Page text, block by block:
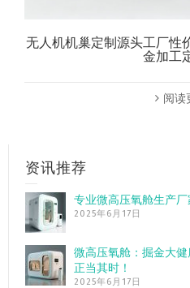
无人机机巢定制源头工厂性
金加工
阅读
资讯推荐
专业微高压氧舱生产
2025年6月17日
微高压氧舱：掘金大
正当其时！
2025年6月17日